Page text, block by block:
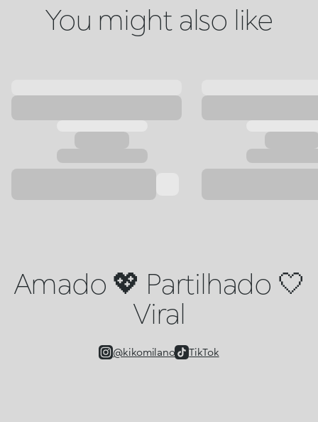
You might also like
Amado 💖 Partilhado 🤍
Viral
@kikomilano TikTok